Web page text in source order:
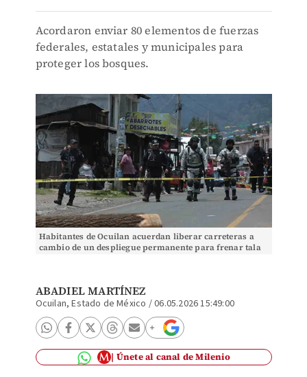
Acordaron enviar 80 elementos de fuerzas
federales, estatales y municipales para
proteger los bosques.
Habitantes de Ocuilan acuerdan liberar carreteras a
cambio de un despliegue permanente para frenar tala
ABADIEL MARTÍNEZ
Ocuilan, Estado de México /06.05.2026 15:49:00
Únete al canal de Milenio